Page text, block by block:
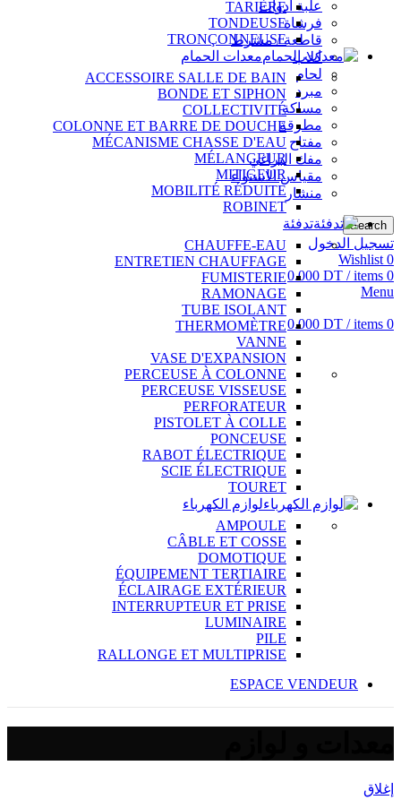
علبة أدوات
فرشاة
قاطعة / مشرط
كلاب
لحام
مبرد
مساكة
مطرقة
مفتاح
مفك البراغي
مقياس الاستواء
منشار
Search
تسجيل الدخول
0
Wishlist
0
items
/
0.000 DT
Menu
0
items
/
0.000 DT
TARIÈRE
TONDEUSE
TRONÇONNEUSE
معدات الحمام
ACCESSOIRE SALLE DE BAIN
BONDE ET SIPHON
COLLECTIVITÉ
COLONNE ET BARRE DE DOUCHE
MÉCANISME CHASSE D'EAU
MÉLANGEUR
MITIGEUR
MOBILITÉ RÉDUITE
ROBINET
تدفئة
CHAUFFE-EAU
ENTRETIEN CHAUFFAGE
FUMISTERIE
RAMONAGE
TUBE ISOLANT
THERMOMÈTRE
VANNE
VASE D'EXPANSION
PERCEUSE À COLONNE
PERCEUSE VISSEUSE
PERFORATEUR
PISTOLET À COLLE
PONCEUSE
RABOT ÉLECTRIQUE
SCIE ÉLECTRIQUE
TOURET
لوازم الكهرباء
AMPOULE
CÂBLE ET COSSE
DOMOTIQUE
ÉQUIPEMENT TERTIAIRE
ÉCLAIRAGE EXTÉRIEUR
INTERRUPTEUR ET PRISE
LUMINAIRE
PILE
RALLONGE ET MULTIPRISE
ESPACE VENDEUR
إغلاق